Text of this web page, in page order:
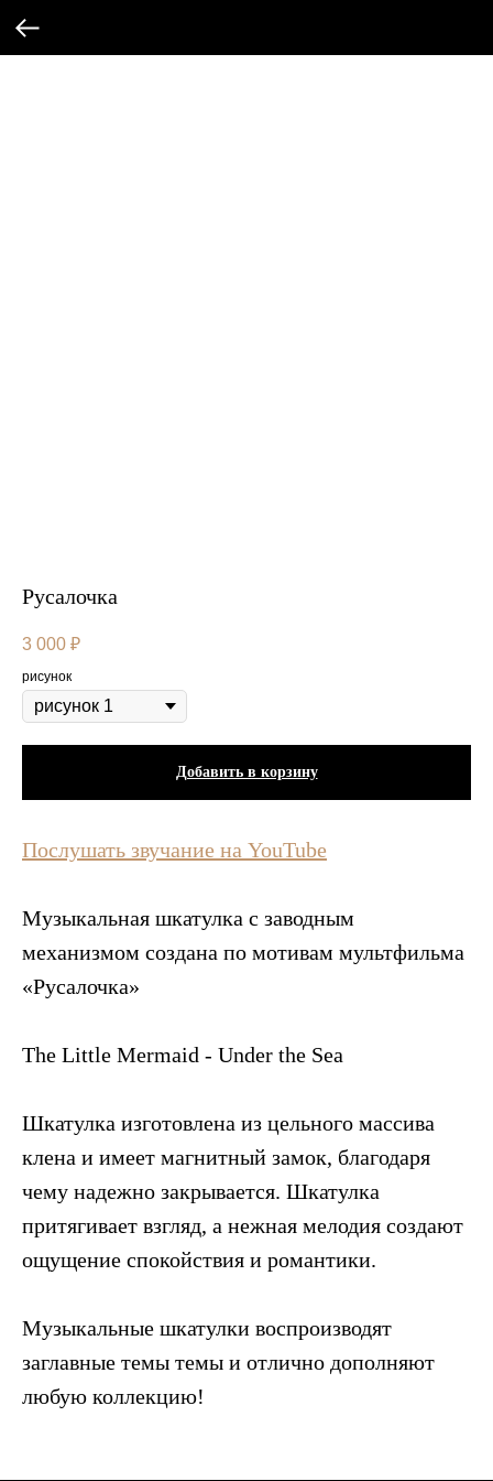
Русалочка
3 000 ₽
рисунок
Добавить в корзину
Послушать звучание на YouTube
Музыкальная шкатулка c заводным
механизмом создана по мотивам мультфильма
«Русалочка»
The Little Mermaid - Under the Sea
Шкатулка изготовлена из цельного массива
клена и имеет магнитный замок, благодаря
чему надежно закрывается. Шкатулка
притягивает взгляд, а нежная мелодия создают
ощущение спокойствия и романтики.
Музыкальные шкатулки воспроизводят
заглавные темы темы и отлично дополняют
любую коллекцию!